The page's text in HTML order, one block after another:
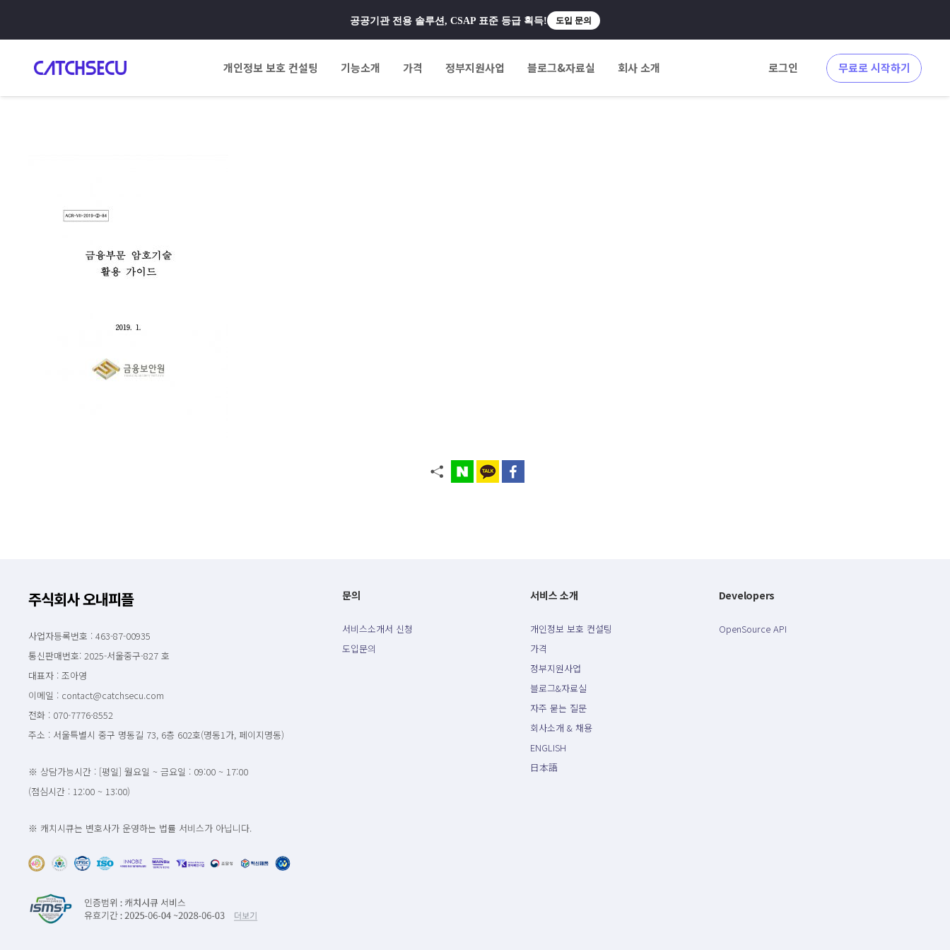
공공기관 전용 솔루션, CSAP 표준 등급 획득! 도입 문의
개인정보 보호 컨설팅 기능소개 가격 정부지원사업 블로그&자료실 회사 소개 로그인 무료로 시작하기
주식회사 오내피플
사업자등록번호 : 463-87-00935
통신판매번호: 2025-서울중구-827 호
대표자 : 조아영
이메일 : contact@catchsecu.com
전화 : 070-7776-8552
주소 : 서울특별시 중구 명동길 73, 6층 602호(명동1가, 페이지명동)
※ 상담가능시간 : [평일] 월요일 ~ 금요일 : 09:00 ~ 17:00
(점심시간 : 12:00 ~ 13:00)
※ 캐치시큐는 변호사가 운영하는 법률 서비스가 아닙니다.
문의
서비스소개서 신청
도입문의
서비스 소개
개인정보 보호 컨설팅
가격
정부지원사업
블로그&자료실
자주 묻는 질문
회사소개 & 채용
ENGLISH
日本語
Developers
OpenSource API